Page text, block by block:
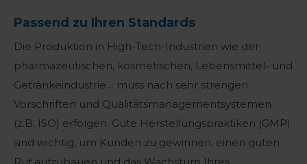
Passend zu Ihren Standards
Die Produktion in High-Tech-Industrien wie der
pharmazeutischen, kosmetischen, Lebensmittel- und
Getränkeindustrie… muss nach sehr strengen
Vorschriften und Qualitätsmanagementsystemen
(z.B. ISO) erfolgen. Gute Herstellungspraktiken (GMP)
sind wichtig, um Kunden zu gewinnen, einen guten